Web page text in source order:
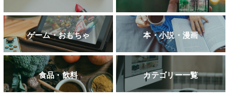
ゲーム・おもちゃ 本・小説・漫画
食品・飲料 カテゴリー一覧